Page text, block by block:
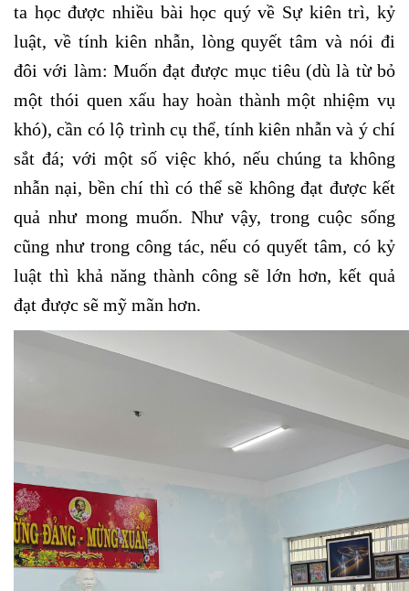
ta học được nhiều bài học quý về Sự kiên trì, kỷ
luật, về tính kiên nhẫn, lòng quyết tâm và nói đi
đôi với làm: Muốn đạt được mục tiêu (dù là từ bỏ
một thói quen xấu hay hoàn thành một nhiệm vụ
khó), cần có lộ trình cụ thể, tính kiên nhẫn và ý chí
sắt đá; với một số việc khó, nếu chúng ta không
nhẫn nại, bền chí thì có thể sẽ không đạt được kết
quả như mong muốn. Như vậy, trong cuộc sống
cũng như trong công tác, nếu có quyết tâm, có kỷ
luật thì khả năng thành công sẽ lớn hơn, kết quả
đạt được sẽ mỹ mãn hơn.